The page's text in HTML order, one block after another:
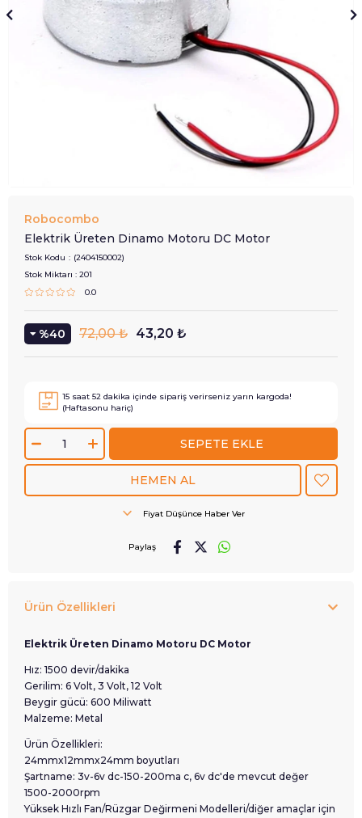
Robocombo
Elektrik Üreten Dinamo Motoru DC Motor
Stok Kodu
(2404150002)
Stok Miktarı : 201
0.0
40 72,00 ₺ 43,20 ₺
15 saat 52 dakika içinde sipariş verirseniz yarın kargoda!
(Haftasonu hariç)
Fiyat Düşünce Haber Ver
Paylaş
Ürün Özellikleri
Elektrik Üreten Dinamo Motoru DC Motor
Hız: 1500 devir/dakika
Gerilim: 6 Volt, 3 Volt, 12 Volt
Beygir gücü: 600 Miliwatt
Malzeme: Metal
Ürün Özellikleri:
24mmx12mmx24mm boyutları
Şartname: 3v-6v dc-150-200ma c, 6v dc'de mevcut değer
1500-2000rpm
Yüksek Hızlı Fan/Rüzgar Değirmeni Modelleri/diğer amaçlar için